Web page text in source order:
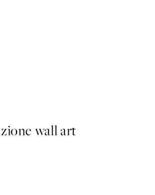
wall art